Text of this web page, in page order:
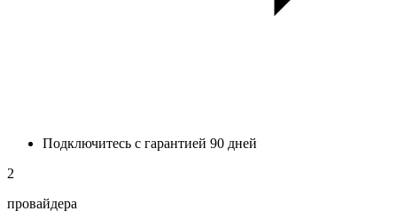
Подключитесь с гарантией 90 дней
2
провайдера